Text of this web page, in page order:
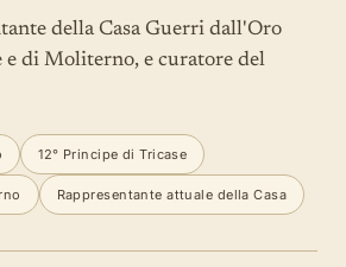
della Casa Guerri dall'Oro
e di Moliterno, e curatore del
12° Principe di Tricase
Rappresentante attuale della Casa